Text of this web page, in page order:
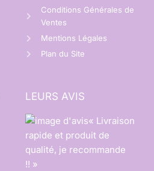
Conditions Générales de
Ventes
Mentions Légales
Plan du Site
LEURS AVIS
« Livraison
rapide et produit de
qualité, je recommande
!! »